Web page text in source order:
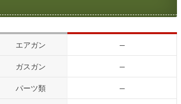
エアガン —
ガスガン —
パーツ類 —